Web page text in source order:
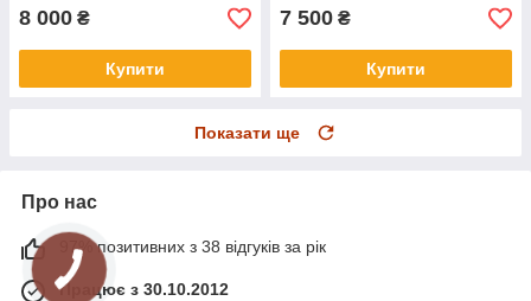
8 000 ₴
Купити
7 500 ₴
Купити
Показати ще
Про нас
97% позитивних з 38 відгуків за рік
Працює з 30.10.2012